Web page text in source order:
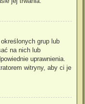
grup lub
na nich lub
uprawnienia.
witryny, aby ci je